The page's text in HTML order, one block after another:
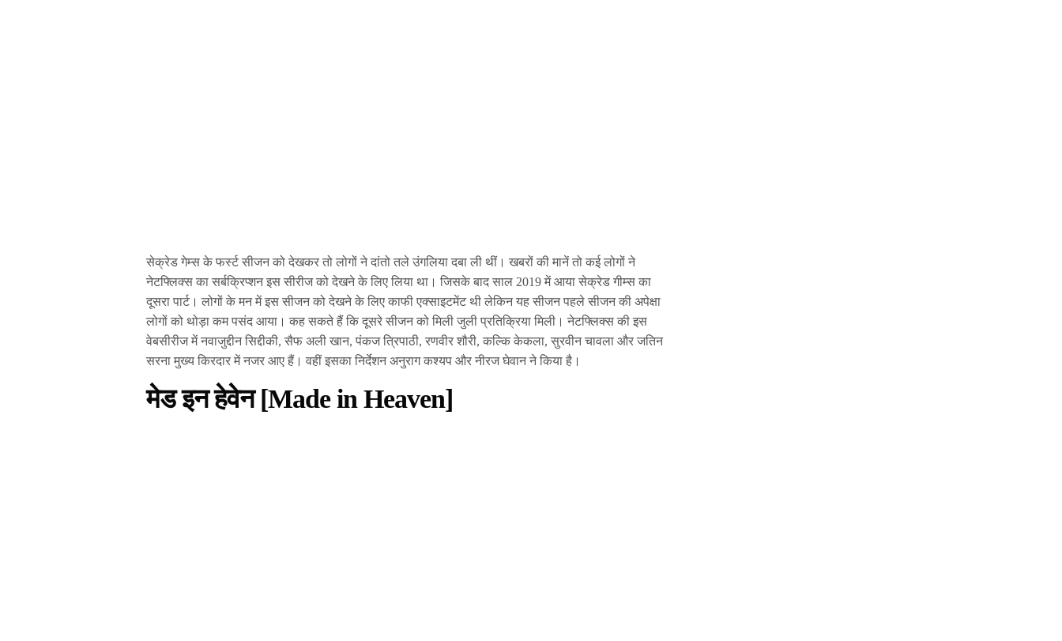
सेक्रेड गेम्स के फर्स्ट सीजन को देखकर तो लोगों ने दांतो तले उंगलिया दबा ली थीं। खबरों की मानें तो कई लोगों ने
नेटफ्लिक्स का सर्बक्रिप्शन इस सीरीज को देखने के लिए लिया था। जिसके बाद साल 2019 में आया सेक्रेड गीम्स का
दूसरा पार्ट। लोगों के मन में इस सीजन को देखने के लिए काफी एक्साइटमेंट थी लेकिन यह सीजन पहले सीजन की अपेक्षा
लोगों को थोड़ा कम पसंद आया। कह सकते हैं कि दूसरे सीजन को मिली जुली प्रतिक्रिया मिली। नेटफ्लिक्स की इस
वेबसीरीज में नवाजुद्दीन सिद्दीकी, सैफ अली खान, पंकज त्रिपाठी, रणवीर शौरी, कल्कि केकला, सुरवीन चावला और जतिन
सरना मुख्य किरदार में नजर आए हैं। वहीं इसका निर्देशन अनुराग कश्यप और नीरज घेवान ने किया है।
मेड इन हेवेन [Made in Heaven]